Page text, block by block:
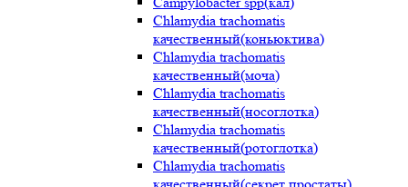
Chlamydia trachomatis
качественный(коньюктива)
Chlamydia trachomatis
качественный(моча)
Chlamydia trachomatis
качественный(носоглотка)
Chlamydia trachomatis
качественный(ротоглотка)
Chlamydia trachomatis